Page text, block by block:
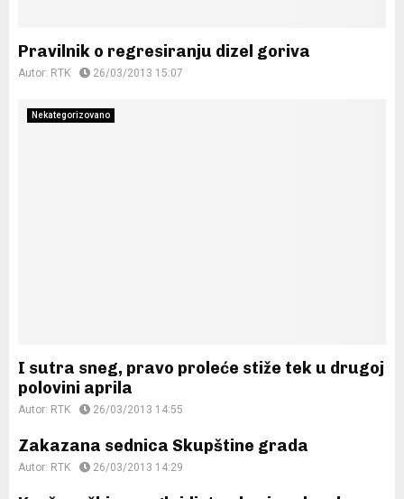
Pravilnik o regresiranju dizel goriva
Autor: RTK 26/03/2013 15:07
Nekategorizovano
I sutra sneg, pravo proleće stiže tek u drugoj
polovini aprila
Autor: RTK 26/03/2013 14:55
Zakazana sednica Skupštine grada
Autor: RTK 26/03/2013 14:29